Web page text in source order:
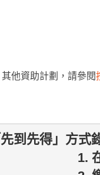
他資助計劃，請參閱
到先得」方式
1.